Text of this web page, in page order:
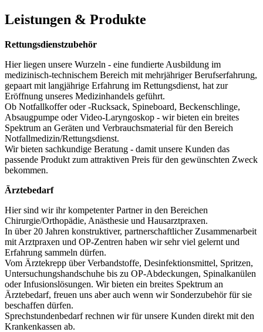
Leistungen & Produkte
Rettungsdienstzubehör
Hier liegen unsere Wurzeln - eine fundierte Ausbildung im
medizinisch-technischem Bereich mit mehrjähriger Berufserfahrung,
gepaart mit langjährige Erfahrung im Rettungsdienst, hat zur
Eröffnung unseres Medizinhandels geführt.
Ob Notfallkoffer oder -Rucksack, Spineboard, Beckenschlinge,
Absaugpumpe oder Video-Laryngoskop - wir bieten ein breites
Spektrum an Geräten und Verbrauchsmaterial für den Bereich
Notfallmedizin/Rettungsdienst.
Wir bieten sachkundige Beratung - damit unsere Kunden das
passende Produkt zum attraktiven Preis für den gewünschten Zweck
bekommen.
Ärztebedarf
Hier sind wir ihr kompetenter Partner in den Bereichen
Chirurgie/Orthopädie, Anästhesie und Hausarztpraxen.
In über 20 Jahren konstruktiver, partnerschaftlicher Zusammenarbeit
mit Arztpraxen und OP-Zentren haben wir sehr viel gelernt und
Erfahrung sammeln dürfen.
Vom Ärztekrepp über Verbandstoffe, Desinfektionsmittel, Spritzen,
Untersuchungshandschuhe bis zu OP-Abdeckungen, Spinalkanülen
oder Infusionslösungen. Wir bieten ein breites Spektrum an
Ärztebedarf, freuen uns aber auch wenn wir Sonderzubehör für sie
beschaffen dürfen.
Sprechstundenbedarf rechnen wir für unsere Kunden direkt mit den
Krankenkassen ab.